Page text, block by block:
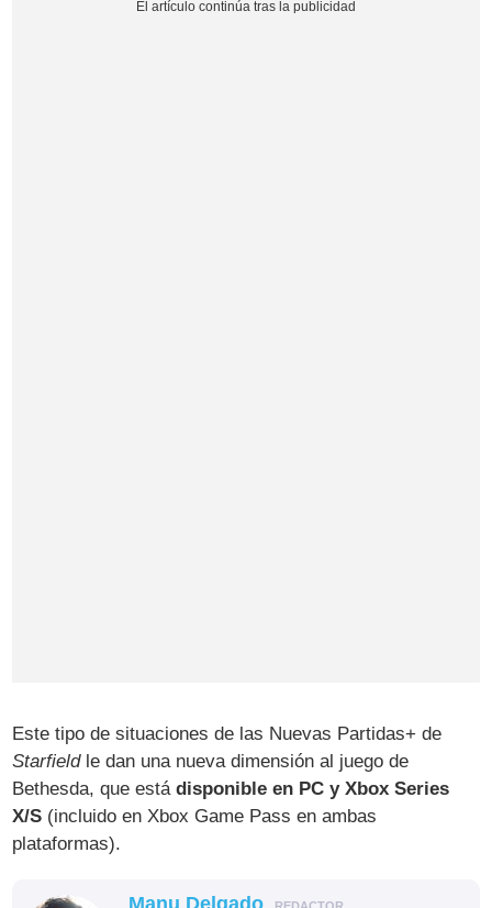
Este tipo de situaciones de las Nuevas Partidas+ de
Starfieldle dan una nueva dimensión al juego de
Bethesda, que está disponible en PC y Xbox Series
X/S (incluido en Xbox Game Pass en ambas
plataformas).
Manu Delgado REDACTOR